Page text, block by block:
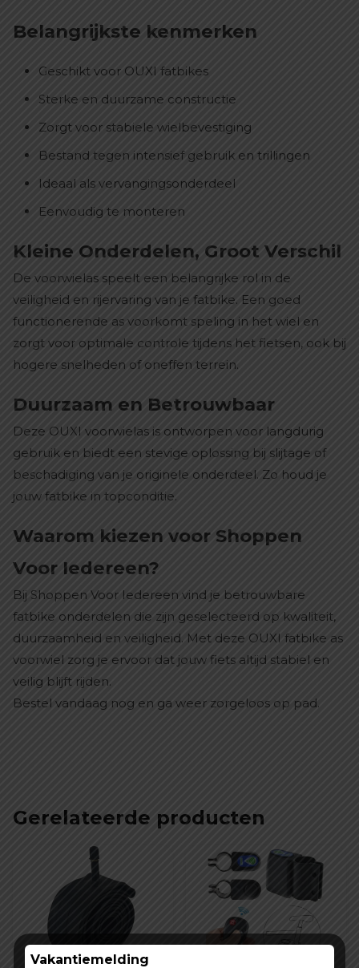
Belangrijkste kenmerken
Geschikt voor OUXI fatbikes
Sterke en duurzame constructie
Zorgt voor stabiele wielbevestiging
Bestand tegen intensief gebruik en trillingen
Ideaal als vervangingsonderdeel
Eenvoudig te monteren
Kleine Onderdelen, Groot Verschil
De voorwielas speelt een belangrijke rol in de
veiligheid en rijervaring van je fatbike. Een goed
functionerende as voorkomt speling in het wiel en
zorgt voor optimale controle tijdens het fietsen, ook bij
hogere snelheden of oneffen terrein.
Duurzaam en Betrouwbaar
Deze OUXI voorwielas is ontworpen voor langdurig
gebruik en biedt een stevige oplossing bij slijtage of
beschadiging van je originele onderdeel. Zo houd je
jouw fatbike in topconditie.
Waarom kiezen voor Shoppen
Voor Iedereen?
Bij Shoppen Voor Iedereen vind je betrouwbare
fatbike onderdelen die zijn geselecteerd op kwaliteit,
duurzaamheid en veiligheid. Met deze OUXI fatbike as
voorwiel zorg je ervoor dat jouw fiets altijd stabiel en
veilig blijft rijden.
Bestel vandaag nog en ga weer zorgeloos op pad.
Gerelateerde producten
Vakantiemelding